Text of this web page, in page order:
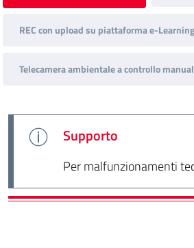
REC con upload su piattaforma e-Learning
Telecamera ambientale a controllo
Supporto
Per malfunzionamenti